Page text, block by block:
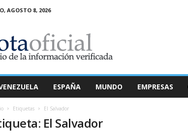
AGOSTO 8, 2026
ESPAÑA MUNDO EMPRESAS
Etiquetas El Salvador
El Salvador